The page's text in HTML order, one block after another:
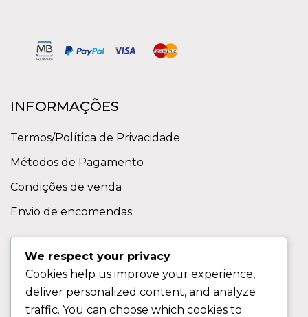
INFORMAÇÕES
Termos/Política de Privacidade
Métodos de Pagamento
Condições de venda
Envio de encomendas
Contactos
Sobre nos
We respect your privacy
Cookies help us improve your experience,
deliver personalized content, and analyze
traffic. You can choose which cookies to